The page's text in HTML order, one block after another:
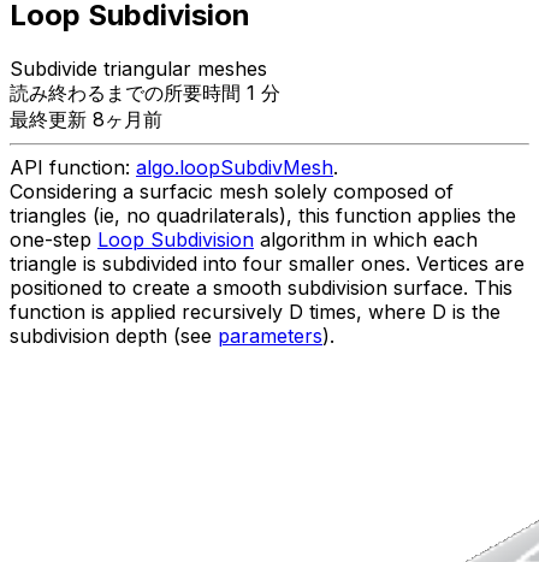
Loop Subdivision
Subdivide triangular meshes
読み終わるまでの所要時間 1 分
最終更新 8ヶ月前
API function: algo.loopSubdivMesh.
Considering a surfacic mesh solely composed of
triangles (ie, no quadrilaterals), this function applies the
one-step Loop Subdivision algorithm in which each
triangle is subdivided into four smaller ones. Vertices are
positioned to create a smooth subdivision surface. This
function is applied recursively D times, where D is the
subdivision depth (see parameters).